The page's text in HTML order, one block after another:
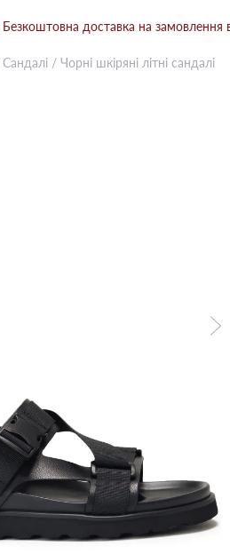
доставка на замовлення
Сандалі / Чорні шкіряні літні сандалі